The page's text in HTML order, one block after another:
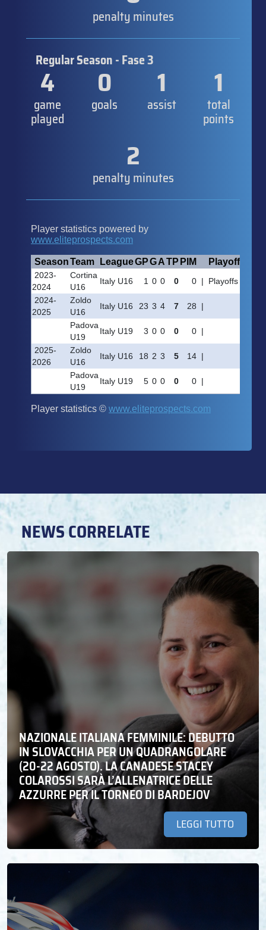
penalty minutes
Regular Season - Fase 3
4
game
played
0
goals
1
assist
1
total
points
2
penalty minutes
NEWS CORRELATE
NAZIONALE ITALIANA FEMMINILE: DEBUTTO
IN SLOVACCHIA PER UN QUADRANGOLARE
(20-22 AGOSTO). LA CANADESE STACEY
COLAROSSI SARÀ L’ALLENATRICE DELLE
AZZURRE PER IL TORNEO DI BARDEJOV
LEGGI TUTTO